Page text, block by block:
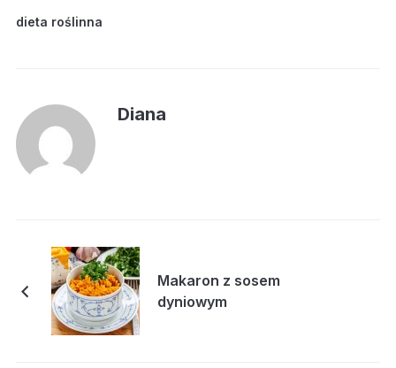
dieta roślinna
Diana
Makaron z sosem
dyniowym